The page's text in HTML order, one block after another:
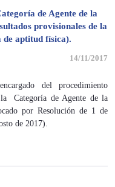
de Agente de la
provisionales de la
de aptitud física).
14/11/2017
del procedimiento
Categoría de Agente de la
por Resolución de 1 de
de 2017).